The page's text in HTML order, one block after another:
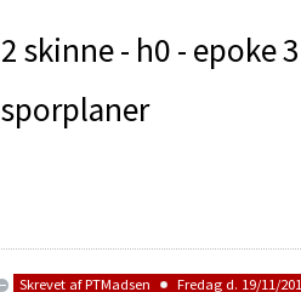
2 skinne - h0 - epoke
sporplaner
Skrevet afPTMadsen Fredag d. 19/11/